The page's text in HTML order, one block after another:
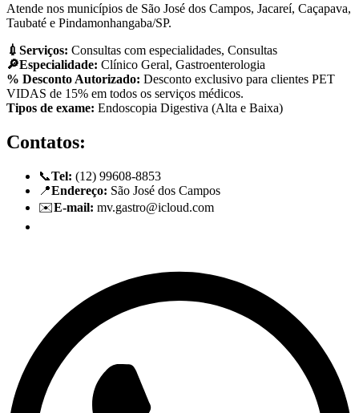
Atende nos municípios de São José dos Campos, Jacareí, Caçapava,
Taubaté e Pindamonhangaba/SP.
💉Serviços: Consultas com especialidades, Consultas
🔎Especialidade: Clínico Geral, Gastroenterologia
󠀥% Desconto Autorizado: Desconto exclusivo para clientes PET
VIDAS de 15% em todos os serviços médicos.
Tipos de exame: Endoscopia Digestiva (Alta e Baixa)
Contatos:
📞Tel: (12) 99608-8853
📍Endereço: São José dos Campos
✉️E-mail: mv.gastro@icloud.com